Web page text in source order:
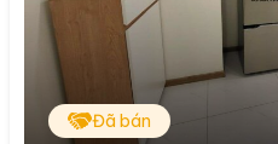
Đã bán